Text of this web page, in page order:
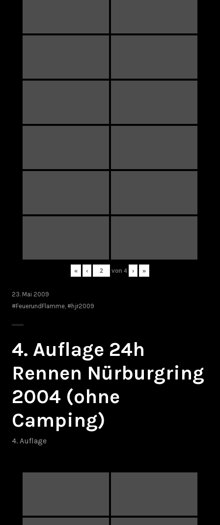
« ‹ von 4 › »
23. Mai 2009
#FeuerundFlamme #hjr2009
4. Auflage 24h
Rennen Nürburgring
2004 (ohne
Camping)
4. Auflage